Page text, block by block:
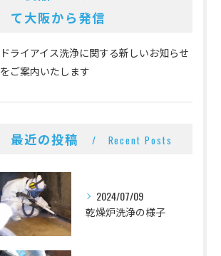
て大阪から発信
ドライアイス洗浄に関する新しいお知らせ
をご案内いたします
最近の投稿 Recent Posts
2024/07/09
乾燥炉洗浄の様子